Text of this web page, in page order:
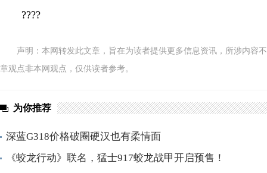
????
声明：本网转发此文章，旨在为读者提供更多信息资讯，所涉内容
章观点非本网观点，仅供读者参考。
为你推荐
深蓝G318价格破圈硬汉也有柔情面
《蛟龙行动》联名，猛士917蛟龙战甲开启预售！